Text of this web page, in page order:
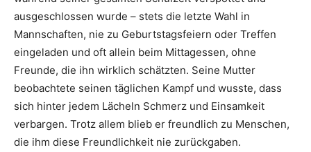
ausgeschlossen wurde – stets die letzte Wahl in
Mannschaften, nie zu Geburtstagsfeiern oder Treffen
eingeladen und oft allein beim Mittagessen, ohne
Freunde, die ihn wirklich schätzten. Seine Mutter
beobachtete seinen täglichen Kampf und wusste, dass
sich hinter jedem Lächeln Schmerz und Einsamkeit
verbargen. Trotz allem blieb er freundlich zu Menschen,
die ihm diese Freundlichkeit nie zurückgaben.